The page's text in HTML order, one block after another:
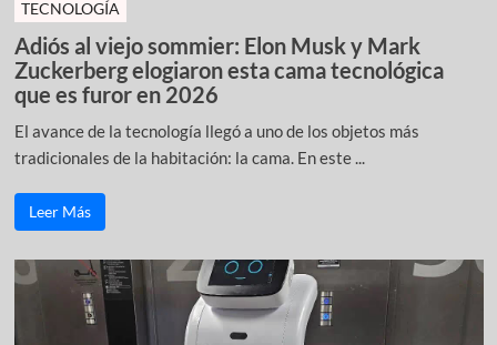
TECNOLOGÍA
Adiós al viejo sommier: Elon Musk y Mark
Zuckerberg elogiaron esta cama tecnológica
que es furor en 2026
El avance de la tecnología llegó a uno de los objetos más
tradicionales de la habitación: la cama. En este ...
Leer Más